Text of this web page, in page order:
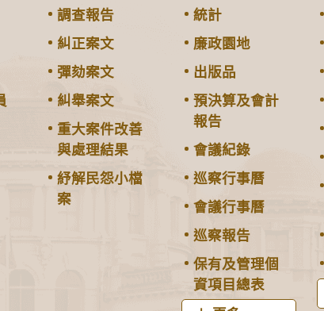
調查報告
糾正案文
彈劾案文
糾舉案文
重大案件改善
與處理結果
紓解民怨小檔
案
統計
廉政園地
出版品
預決算及會計
報告
會議紀錄
巡察行事曆
會議行事曆
巡察報告
保有及管理個
資項目總表